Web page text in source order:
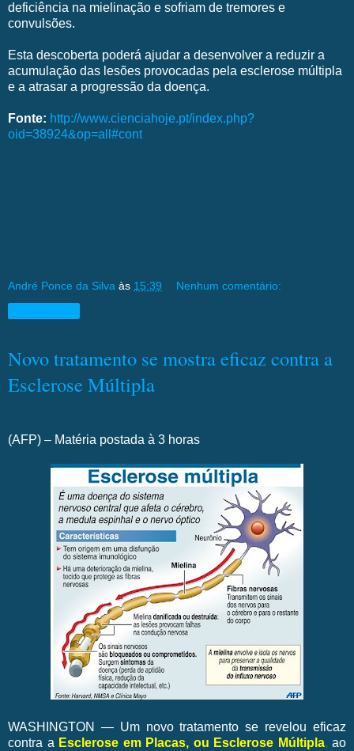
deficiência na mielinação e sofriam de tremores e
convulsões.
Esta descoberta poderá ajudar a desenvolver a reduzir a
acumulação das lesões provocadas pela esclerose múltipla
e a atrasar a progressão da doença.
Fonte: http://www.cienciahoje.pt/index.php?
oid=38924&op=all#cont
André Ponce da Silva às 15:39 Nenhum comentário:
Novo tratamento se mostra eficaz contra a
Esclerose Múltipla
(AFP) – Matéria postada à 3 horas
WASHINGTON — Um novo tratamento se revelou eficaz
contra a Esclerose em Placas, ou Esclerose Múltipla, ao